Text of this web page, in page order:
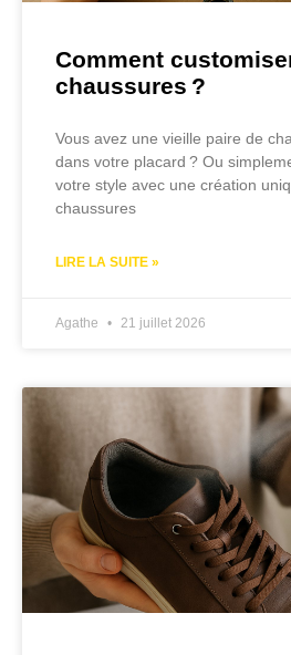
Comment
chaussures ?
Vous avez une vieille paire de
dans votre placard ? Ou
votre style avec une création
chaussures
LIRE LA SUITE »
Agathe 21 juillet 2026